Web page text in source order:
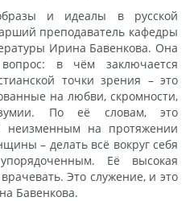
и идеалы в русской
преподаватель кафедры
Ирина Бавенкова. Она
в чём заключается
точки зрения – это
на любви, скромности,
По её словам, это
неизменным на протяжении
– делать всё вокруг себя
Её высокая
Это служение, и это
Бавенкова.